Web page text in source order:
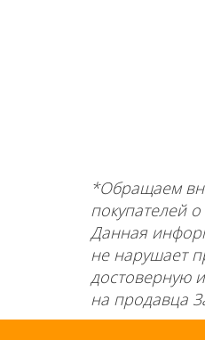
*Обращаем
покупателей
Данная
не нарушает
достоверную
на продавца